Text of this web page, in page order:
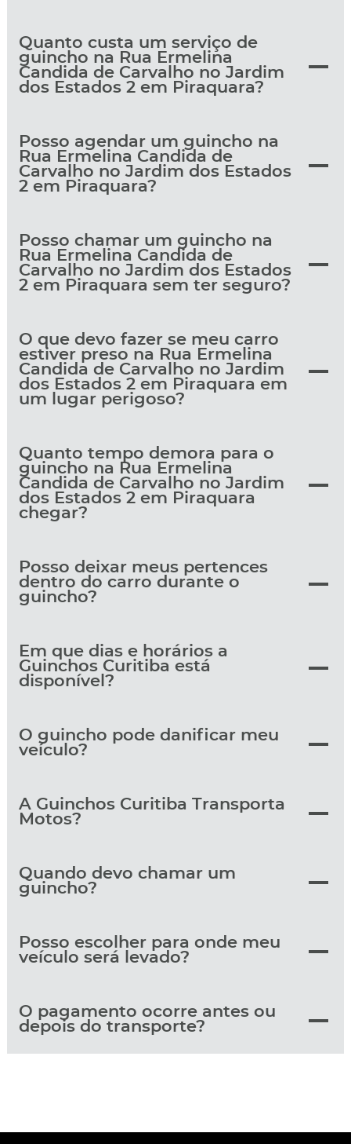
Quanto custa um serviço de
guincho na Rua Ermelina
Candida de Carvalho no Jardim
dos Estados 2 em Piraquara?
Posso agendar um guincho na
Rua Ermelina Candida de
Carvalho no Jardim dos Estados
2 em Piraquara?
Posso chamar um guincho na
Rua Ermelina Candida de
Carvalho no Jardim dos Estados
2 em Piraquara sem ter seguro?
O que devo fazer se meu carro
estiver preso na Rua Ermelina
Candida de Carvalho no Jardim
dos Estados 2 em Piraquara em
um lugar perigoso?
Quanto tempo demora para o
guincho na Rua Ermelina
Candida de Carvalho no Jardim
dos Estados 2 em Piraquara
chegar?
Posso deixar meus pertences
dentro do carro durante o
guincho?
Em que dias e horários a
Guinchos Curitiba está
disponível?
O guincho pode danificar meu
veículo?
A Guinchos Curitiba Transporta
Motos?
Quando devo chamar um
guincho?
Posso escolher para onde meu
veículo será levado?
O pagamento ocorre antes ou
depois do transporte?